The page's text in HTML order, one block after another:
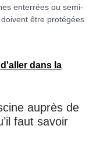
enterrées ou semi-
être protégées
dans la
auprès de
faut savoir